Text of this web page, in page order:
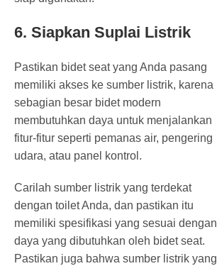
6. Siapkan Suplai Listrik
Pastikan bidet seat yang Anda pasang
memiliki akses ke sumber listrik, karena
sebagian besar bidet modern
membutuhkan daya untuk menjalankan
fitur-fitur seperti pemanas air, pengering
udara, atau panel kontrol.
Carilah sumber listrik yang terdekat
dengan toilet Anda, dan pastikan itu
memiliki spesifikasi yang sesuai dengan
daya yang dibutuhkan oleh bidet seat.
Pastikan juga bahwa sumber listrik yang